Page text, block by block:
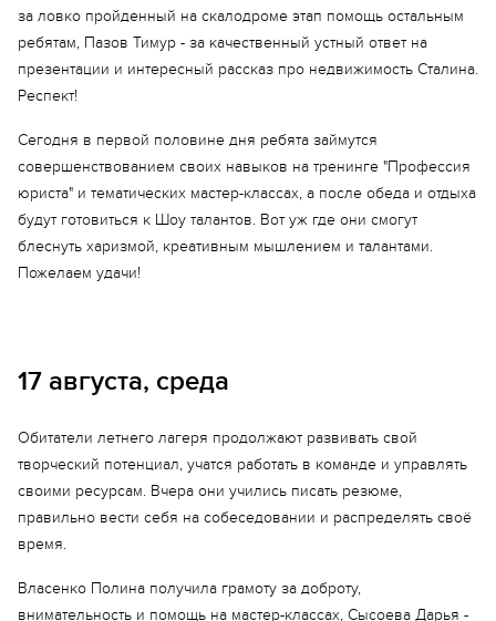
Еще 9 фото
за ловко пройденный на скалодроме этап помощь остальным
ребятам, Пазов Тимур - за качественный устный ответ на
презентации и интересный рассказ про недвижимость Сталина.
Респект!
Сегодня в первой половине дня ребята займутся
совершенствованием своих навыков на тренинге "Профессия
юриста" и тематических мастер-классах, а после обеда и отдыха
будут готовиться к Шоу талантов. Вот уж где они смогут
блеснуть харизмой, креативным мышлением и талантами.
Пожелаем удачи!
17 августа, среда
Обитатели летнего лагеря продолжают развивать свой
творческий потенциал, учатся работать в команде и управлять
своими ресурсам. Вчера они учились писать резюме,
правильно вести себя на собеседовании и распределять своё
время.
Власенко Полина получила грамоту за доброту,
внимательность и помощь на мастер-классах, Сысоева Дарья -